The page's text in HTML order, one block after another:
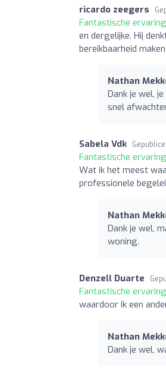
ricardo zeegers
Fantastische
en dergelijke. Hij
bereikbaarheid
Nathan
Dank je wel,
snel
Sabela Vdk
Fantastische
Wat ik het meest
professionele
Nathan
Dank je wel,
woning.
Denzell Duarte
Fantastische
waardoor ik een
Nathan
Dank je wel,